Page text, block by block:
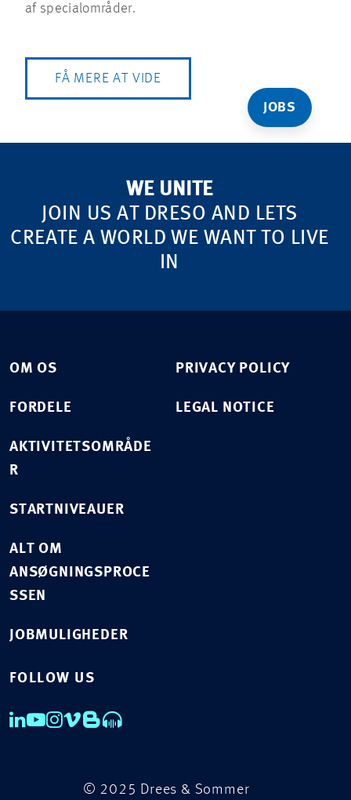
JOBS
af specialområder.
FÅ MERE AT VIDE
WE UNITE
JOIN US AT DRESO AND LETS
CREATE A WORLD WE WANT TO LIVE
IN
OM OS
FORDELE
AKTIVITETSOMRÅDE
R
STARTNIVEAUER
ALT OM
ANSØGNINGSPROCE
SSEN
JOBMULIGHEDER
PRIVACY POLICY
LEGAL NOTICE
FOLLOW US
© 2025 Drees & Sommer